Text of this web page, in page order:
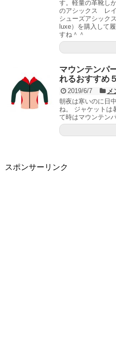
す。軽量の革靴し
のアシックス レ
シューズアシック
luxe）を購入して
すね＾＾
マウンテンパ
れるおすすめ
2019/6/7
メ
朝夜は寒いのに日
ね。 ジャケットは
て時はマウンテン
スポンサーリンク